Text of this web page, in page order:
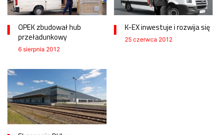
OPEK zbudował hub
przeładunkowy
6 sierpnia 2012
K-EX inwestuje i rozwija się
25 czerwca 2012